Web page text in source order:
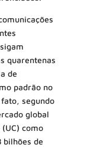
quarentenas
de
padrão no
segundo
global
como
bilhões de